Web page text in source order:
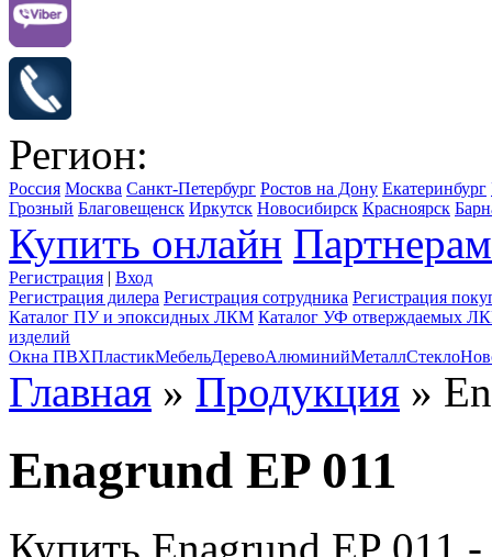
Регион:
Россия Москва Санкт-Петербург Ростов на Дону Екатеринбург
Грозный Благовещенск Иркутск Новосибирск Красноярск
Купить онлайн Партнерам
Регистрация | Вход
Регистрация дилера Регистрация сотрудника Регистрация
Каталог ПУ и эпоксидных ЛКМ Каталог УФ отверждаемых
изделий
Окна ПВХПластикМебельДеревоАлюминийМеталлСтекло
Главная » Продукция »
Enagrund EP 011